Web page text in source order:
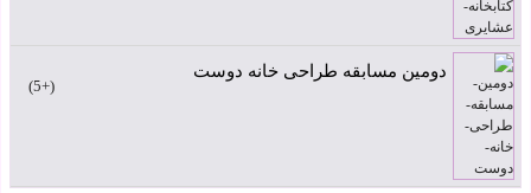
دومین مسابقه طراحی خانه دوست
+5